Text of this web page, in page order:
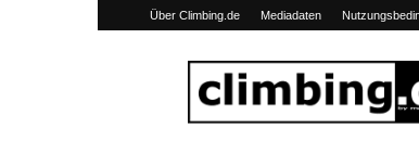
Über Climbing.de Mediadaten
Climbing.de